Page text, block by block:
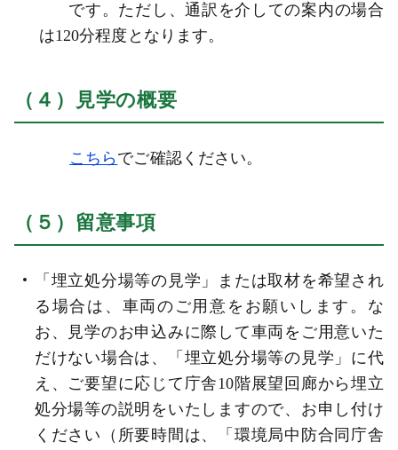
です。 ただし、通訳を介しての案内の場合
は120分程度となります。
（４）見学の概要
こちらでご確認ください。
（５）留意事項
「埋立処分場等の見学」または取材を希望され
る場合は、車両のご用意をお願いします。な
お、見学のお申込みに際して車両をご用意いた
だけない場合は、「埋立処分場等の見学」に代
え、ご要望に応じて庁舎10階展望回廊から埋立
処分場等の説明をいたしますので、お申し付け
ください（所要時間は、「環境局中防合同庁舎